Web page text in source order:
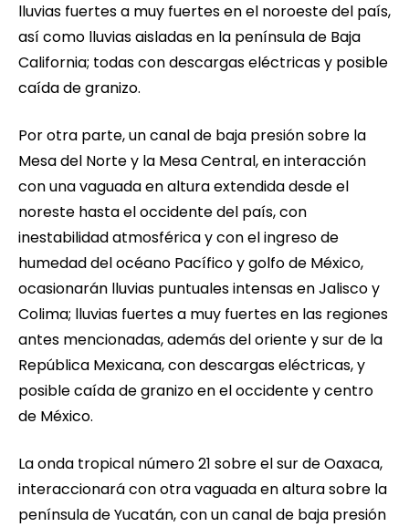
lluvias fuertes a muy fuertes en el noroeste del país,
así como lluvias aisladas en la península de Baja
California; todas con descargas eléctricas y posible
caída de granizo.
Por otra parte, un canal de baja presión sobre la
Mesa del Norte y la Mesa Central, en interacción
con una vaguada en altura extendida desde el
noreste hasta el occidente del país, con
inestabilidad atmosférica y con el ingreso de
humedad del océano Pacífico y golfo de México,
ocasionarán lluvias puntuales intensas en Jalisco y
Colima; lluvias fuertes a muy fuertes en las regiones
antes mencionadas, además del oriente y sur de la
República Mexicana, con descargas eléctricas, y
posible caída de granizo en el occidente y centro
de México.
La onda tropical número 21 sobre el sur de Oaxaca,
interaccionará con otra vaguada en altura sobre la
península de Yucatán, con un canal de baja presión